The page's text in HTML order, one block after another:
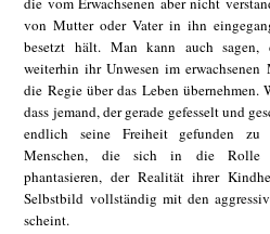
von Mutter oder Vater in ihn
besetzt hält. Man kann auch sagen,
weiterhin ihr Unwesen im
die Regie über das Leben
dass jemand, der gerade gefesselt und
endlich seine Freiheit gefunden
Menschen, die sich in die Rolle
phantasieren, der Realität ihrer
Selbstbild vollständig mit den
scheint.